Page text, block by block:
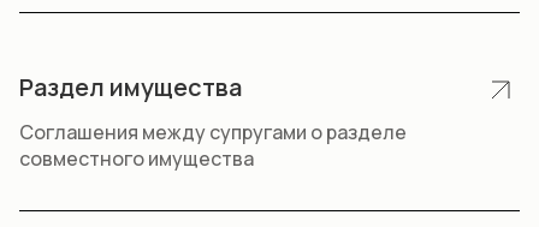
Раздел имущества
Соглашения между супругами о разделе
совместного имущества